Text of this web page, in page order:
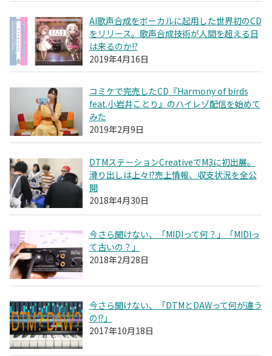
AI歌声合成をボーカルに起用した世界初のCD
をリリース。歌声合成技術が人間を超える日
は来るのか!?
2019年4月16日
コミケで完売したCD『Harmony of birds
feat.小岩井ことり』のハイレゾ配信を始めて
みた
2019年2月9日
DTMステーションCreativeでM3に初出展。
滑り出しは上々!?売上情報、収支状況を全公
開
2018年4月30日
今さら聞けない、「MIDIって何？」「MIDIっ
て古いの？」
2018年2月28日
今さら聞けない、「DTMとDAWって何が違う
の!?」
2017年10月18日